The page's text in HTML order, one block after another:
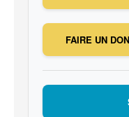
FAIRE UN